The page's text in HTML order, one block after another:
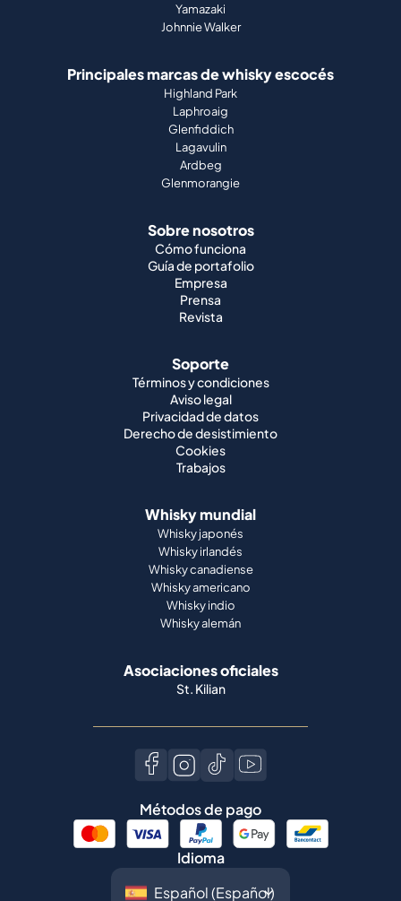
Yamazaki
Johnnie Walker
Principales marcas de whisky escocés
Highland Park
Laphroaig
Glenfiddich
Lagavulin
Ardbeg
Glenmorangie
Sobre nosotros
Cómo funciona
Guía de portafolio
Empresa
Prensa
Revista
Soporte
Términos y condiciones
Aviso legal
Privacidad de datos
Derecho de desistimiento
Cookies
Trabajos
Whisky mundial
Whisky japonés
Whisky irlandés
Whisky canadiense
Whisky americano
Whisky indio
Whisky alemán
Asociaciones oficiales
St. Kilian
Métodos de pago
Idioma